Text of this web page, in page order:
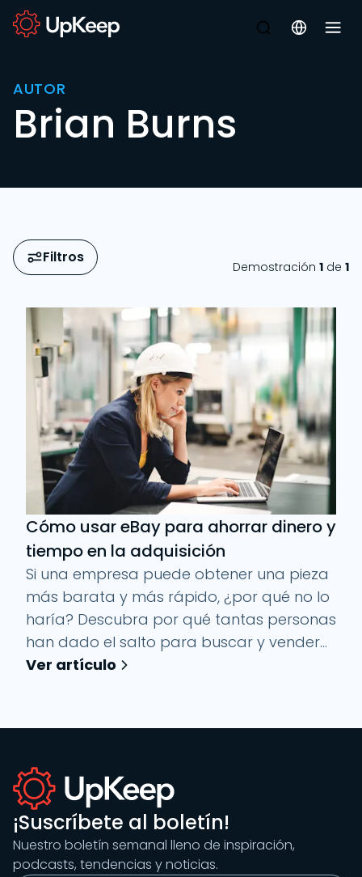
AUTOR
Brian Burns
Filtros
Demostración 1 de 1
Cómo usar eBay para ahorrar dinero y
tiempo en la adquisición
Si una empresa puede obtener una pieza
más barata y más rápido, ¿por qué no lo
haría? Descubra por qué tantas personas
han dado el salto para buscar y vender...
Ver artículo
Filtrar
¡Suscríbete al boletín!
Nuestro boletín semanal lleno de inspiración,
podcasts, tendencias y noticias.